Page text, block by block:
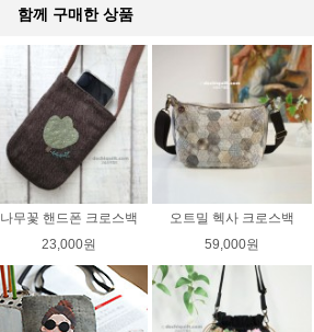
함께 구매한 상품
나무꽃 핸드폰 크로스백
23,000원
오트밀 헥사 크로스백
59,000원